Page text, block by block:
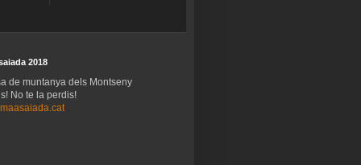
2018
de muntanya dels Montseny
No te la perdis!